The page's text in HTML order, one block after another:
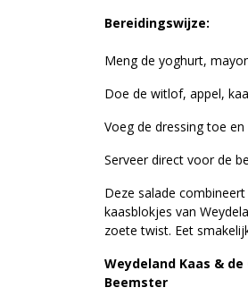
Bereidingswijze:
Meng de yoghurt,
Doe de witlof, appel,
Voeg de dressing toe
Serveer direct voor de
Deze salade
kaasblokjes van
zoete twist. Eet
Weydeland Kaas &
Beemster